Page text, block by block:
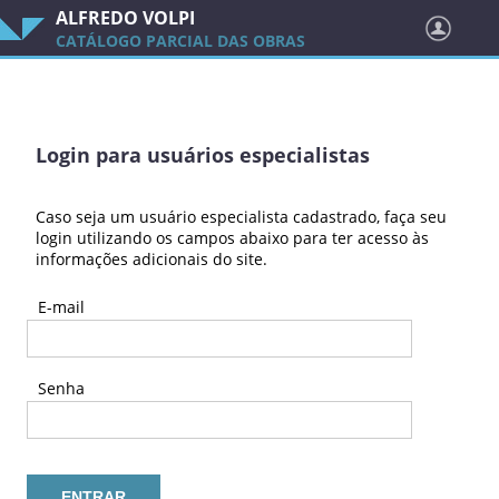
ALFREDO VOLPI
CATÁLOGO PARCIAL DAS OBRAS
Login para usuários especialistas
Caso seja um usuário especialista cadastrado, faça seu
login utilizando os campos abaixo para ter acesso às
informações adicionais do site.
E-mail
Senha